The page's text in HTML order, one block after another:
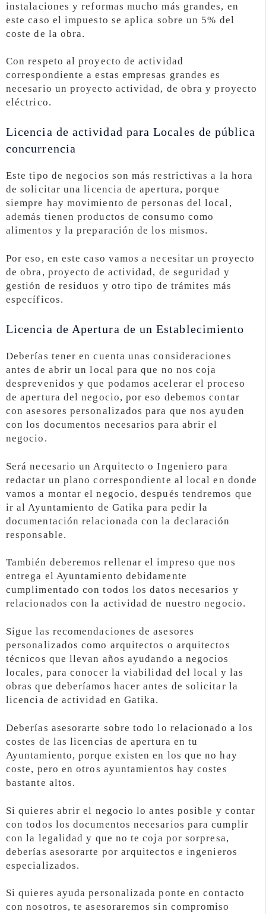
instalaciones y reformas mucho más grandes, en
este caso el impuesto se aplica sobre un 5% del
coste de la obra.
Con respeto al proyecto de actividad
correspondiente a estas empresas grandes es
necesario un proyecto actividad, de obra y proyecto
eléctrico.
Licencia de actividad para Locales de pública
concurrencia
Este tipo de negocios son más restrictivas a la hora
de solicitar una licencia de apertura, porque
siempre hay movimiento de personas del local,
además tienen productos de consumo como
alimentos y la preparación de los mismos.
Por eso, en este caso vamos a necesitar un proyecto
de obra, proyecto de actividad, de seguridad y
gestión de residuos y otro tipo de trámites más
específicos.
Licencia de Apertura de un Establecimiento
Deberías tener en cuenta unas consideraciones
antes de abrir un local para que no nos coja
desprevenidos y que podamos acelerar el proceso
de apertura del negocio, por eso debemos contar
con asesores personalizados para que nos ayuden
con los documentos necesarios para abrir el
negocio.
Será necesario un Arquitecto o Ingeniero para
redactar un plano correspondiente al local en donde
vamos a montar el negocio, después tendremos que
ir al Ayuntamiento de Gatika para pedir la
documentación relacionada con la declaración
responsable.
También deberemos rellenar el impreso que nos
entrega el Ayuntamiento debidamente
cumplimentado con todos los datos necesarios y
relacionados con la actividad de nuestro negocio.
Sigue las recomendaciones de asesores
personalizados como arquitectos o arquitectos
técnicos que llevan años ayudando a negocios
locales, para conocer la viabilidad del local y las
obras que deberíamos hacer antes de solicitar la
licencia de actividad en Gatika.
Deberías asesorarte sobre todo lo relacionado a los
costes de las licencias de apertura en tu
Ayuntamiento, porque existen en los que no hay
coste, pero en otros ayuntamientos hay costes
bastante altos.
Si quieres abrir el negocio lo antes posible y contar
con todos los documentos necesarios para cumplir
con la legalidad y que no te coja por sorpresa,
deberías asesorarte por arquitectos e ingenieros
especializados.
Si quieres ayuda personalizada ponte en contacto
con nosotros, te asesoraremos sin compromiso